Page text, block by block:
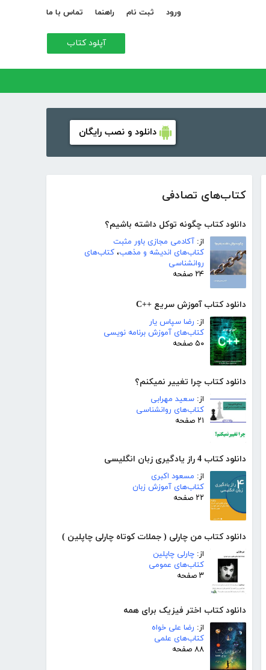
ورود ثبت نام راهنما تماس با ما
آپلود کتاب
دانلود و نصب رایگان
کتاب‌های تصادفی
دانلود کتاب چگونه توکل داشته باشیم؟
از: آکادمی مجازی باور مثبت
کتاب‌های اندیشه و مذهب، کتاب‌های
روانشناسی
۲۴ صفحه
دانلود کتاب آموزش سریع ++C
از: رضا سپاس یار
کتاب‌های آموزش برنامه نویسی
۵۰ صفحه
دانلود کتاب چرا تغییر نمیکنم؟
از: سعید مهرابی
کتاب‌های روانشناسی
۲۱ صفحه
دانلود کتاب 4 راز یادگیری زبان انگلیسی
از: مسعود اکبری
کتاب‌های آموزش زبان
۲۲ صفحه
دانلود کتاب من چارلی ( جملات کوتاه چارلی چاپلین )
از: چارلی چاپلین
کتاب‌های عمومی
۳ صفحه
دانلود کتاب اختر فیزیک برای همه
از: رضا علی خواه
کتاب‌های علمی
۸۸ صفحه